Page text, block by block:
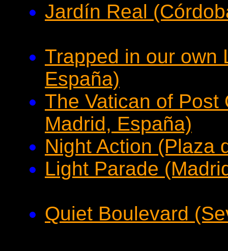
Jardín Real
Trapped in our own
España)
The Vatican of Post
Madrid, España)
Night Action (Plaza
Light Parade
Quiet Boulevard